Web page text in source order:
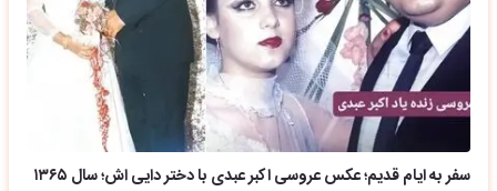
سفر به ایام قدیم؛ عکس عروسی اکبر عبدی با دختر دایی اش؛ سال ۱۳۶۵